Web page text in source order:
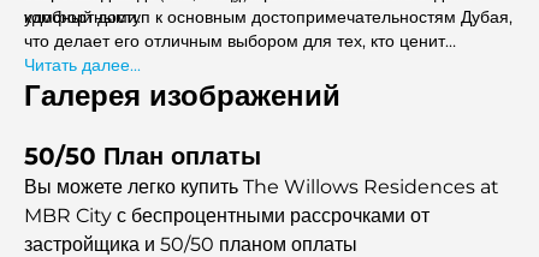
комфортными.
удобный доступ к основным достопримечательностям Дубая,
что делает его отличным выбором для тех, кто ценит
роскошь и комфорт. Завершение строительства
запланировано на второй квартал 2027 года. Он обеспечит
престижную жизнь в популярном месте.
Читать далее...
Галерея изображений
50/50 План оплаты
Вы можете легко купить The Willows Residences at
MBR City с беспроцентными рассрочками от
застройщика и 50/50 планом оплаты